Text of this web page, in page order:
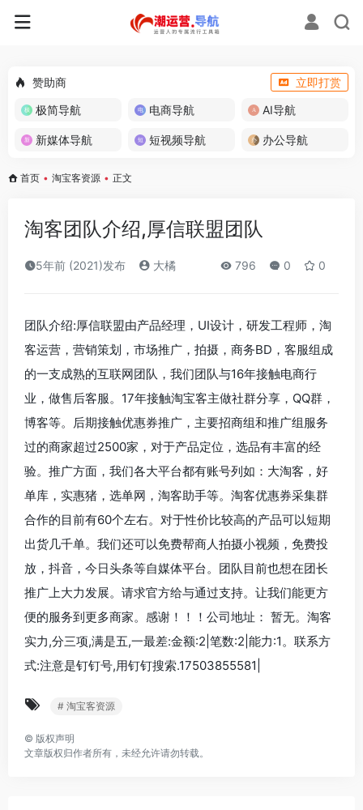
赞助商
立即打赏
极简导航
电商导航 AI导航
新媒体导航 短视频导航 办公导航
首页 • 淘宝客资源 • 正文
淘客团队介绍,厚信联盟团队
5年前 (2021)发布 大橘 796 0 0
团队介绍:厚信联盟由产品经理，UI设计，研发工程师，淘
客运营，营销策划，市场推广，拍摄，商务BD，客服组成
的一支成熟的互联网团队，我们团队与16年接触电商行
业，做售后客服。17年接触淘宝客主做社群分享，QQ群，
博客等。后期接触优惠券推广，主要招商组和推广组服务
过的商家超过2500家，对于产品定位，选品有丰富的经
验。推广方面，我们各大平台都有账号列如：大淘客，好
单库，实惠猪，选单网，淘客助手等。淘客优惠券采集群
合作的目前有60个左右。对于性价比较高的产品可以短期
出货几千单。我们还可以免费帮商人拍摄小视频，免费投
放，抖音，今日头条等自媒体平台。团队目前也想在团长
推广上大力发展。请求官方给与通过支持。让我们能更方
便的服务到更多商家。感谢！！！公司地址： 暂无。淘客
实力,分三项,满是五,一最差:金额:2|笔数:2|能力:1。联系方
式:注意是钉钉号,用钉钉搜索.17503855581|
# 淘宝客资源
© 版权声明
文章版权归作者所有，未经允许请勿转载。